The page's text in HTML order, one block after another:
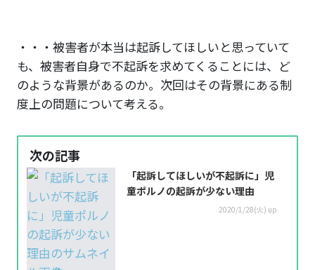
・・・被害者が本当は起訴してほしいと思っていて
も、被害者自身で不起訴を求めてくることには、ど
のような背景があるのか。次回はその背景にある制
度上の問題について考える。
次の記事
「起訴してほしいが不起訴に」児
童ポルノの起訴が少ない理由
2020/1/28(火) up